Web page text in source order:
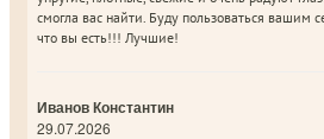
смогла вас найти. Буду пользоваться вашим
что вы есть!!! Лучшие!
Иванов Константин
29.07.2026